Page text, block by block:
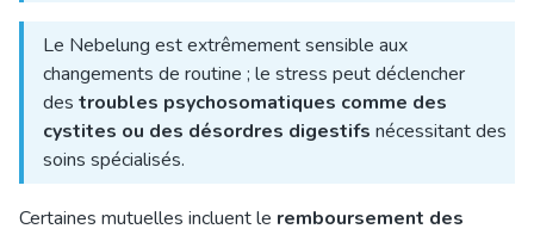
Le Nebelung est extrêmement sensible aux
changements de routine ; le stress peut déclencher
des troubles psychosomatiques comme des
cystites ou des désordres digestifs nécessitant des
soins spécialisés.
Certaines mutuelles incluent le remboursement des